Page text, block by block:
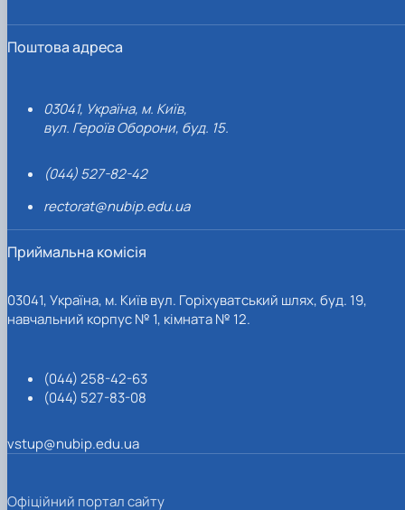
Поштова адреса
03041, Україна, м. Київ,
вул. Героїв Оборони, буд. 15.
(044) 527-82-42
rectorat@nubip.edu.ua
Приймальна комісія
03041, Україна, м. Київ вул. Горіхуватський шлях, буд. 19,
навчальний корпус № 1, кімната № 12.
(044) 258-42-63
(044) 527-83-08
vstup@nubip.edu.ua
Офіційний портал сайту